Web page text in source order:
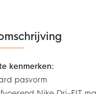
kenmerken:
pasvorm